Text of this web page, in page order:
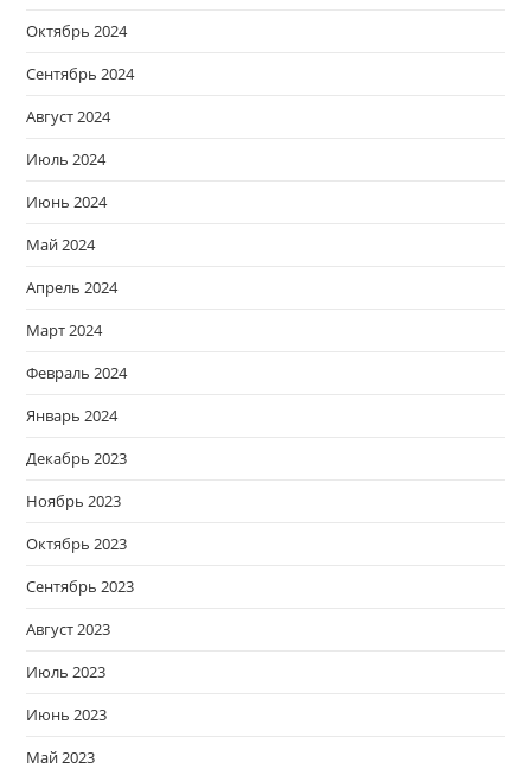
Октябрь 2024
Сентябрь 2024
Август 2024
Июль 2024
Июнь 2024
Май 2024
Апрель 2024
Март 2024
Февраль 2024
Январь 2024
Декабрь 2023
Ноябрь 2023
Октябрь 2023
Сентябрь 2023
Август 2023
Июль 2023
Июнь 2023
Май 2023